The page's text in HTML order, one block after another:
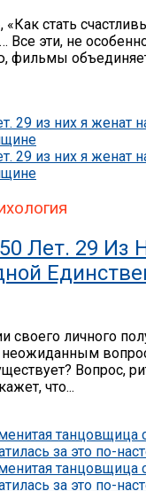
«Как стать
Все эти, не
фильмы
Лет. 29 Из
своего личного
Вопрос,
что...